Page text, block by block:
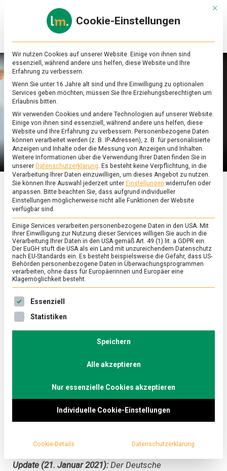
Online-
Magazin
zu
&
Ernährung
FEATURED/WIRTSCHAFT
Vanillin aus
Holzabfällen: Neues,
energieeffizientes
Verfahren aus Mainz
19. Juni 2020
aus
Vanillin ist einer der beliebtesten Duft- und
weshalb oft stattdessen auf naturidentisches
Vanillin aus anderen Quellen gesetzt wird. Jetzt
hat ein Chemiker ein Verfahren entwickelt,
Vanillin umweltverträglich, effizient und
günstig herzustellen. Immer der Nase nach!
Update (21. Januar 2021): Der Deutsche
Mit
Cookie-Einstellungen
Wir nutzen Cookies auf unserer Website. Einige von ihnen sind
essenziell, während andere uns helfen, diese Website und Ihre
Erfahrung zu verbessern.
Wenn Sie unter 16 Jahre alt sind und Ihre Einwilligung zu optionalen
Services geben möchten, müssen Sie Ihre Erziehungsberechtigten um
Erlaubnis bitten.
Wir verwenden Cookies und andere Technologien auf unserer Website.
Einige von ihnen sind essenziell, während andere uns helfen, diese
Website und Ihre Erfahrung zu verbessern. Personenbezogene Daten
können verarbeitet werden (z. B. IP-Adressen), z. B. für personalisierte
Anzeigen und Inhalte oder die Messung von Anzeigen und Inhalten.
Weitere Informationen über die Verwendung Ihrer Daten finden Sie in
unserer Datenschutzerklärung. Es besteht keine Verpflichtung, in die
Verarbeitung Ihrer Daten einzuwilligen, um dieses Angebot zu nutzen.
Sie können Ihre Auswahl jederzeit unter Einstellungen widerrufen oder
anpassen. Bitte beachten Sie, dass aufgrund individueller
Einstellungen möglicherweise nicht alle Funktionen der Website
verfügbar sind.
Einige Services verarbeiten personenbezogene Daten in den USA. Mit
Ihrer Einwilligung zur Nutzung dieser Services willigen Sie auch in die
Verarbeitung Ihrer Daten in den USA gemäß Art. 49 (1) lit. a GDPR ein.
Der EuGH stuft die USA als ein Land mit unzureichendem Datenschutz
nach EU-Standards ein. Es besteht beispielsweise die Gefahr, dass US-
Behörden personenbezogene Daten in Überwachungsprogrammen
verarbeiten, ohne dass für Europäerinnen und Europäer eine
Klagemöglichkeit besteht.
Es folgt eine Liste der Service-Gruppen, für die eine
Essenziell
Statistiken
Speichern
Alle akzeptieren
Nur essenzielle Cookies akzeptieren
Individuelle Cookie-Einstellungen
Cookie-Details Datenschutzerklärung